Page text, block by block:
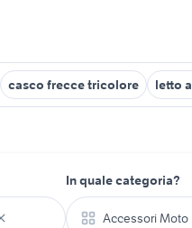
casco frecce tricolore letto
In quale categoria?
Accessori Moto